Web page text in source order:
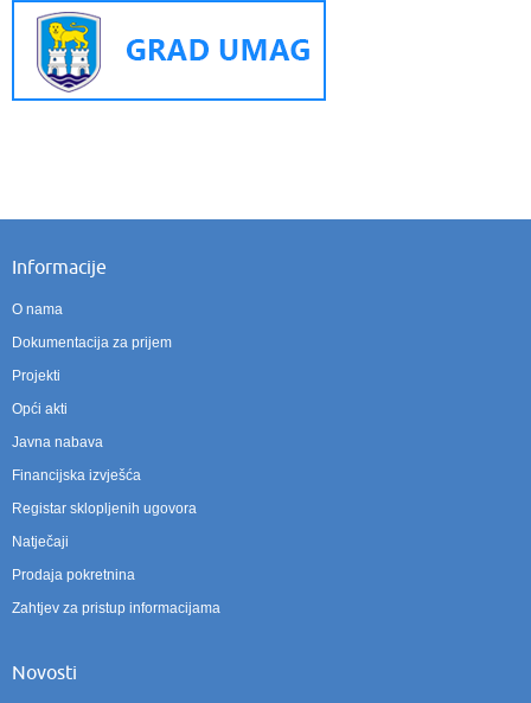
Informacije
O nama
Dokumentacija za prijem
Projekti
Opći akti
Javna nabava
Financijska izvješća
Registar sklopljenih ugovora
Natječaji
Prodaja pokretnina
Zahtjev za pristup informacijama
Novosti